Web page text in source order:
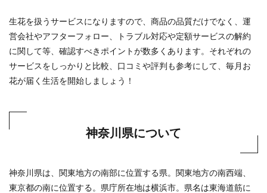
生花を扱うサービスになりますので、商品の品質だけでなく、運
営会社やアフターフォロー、トラブル対応や定額サービスの解約
に関して等、確認すべきポイントが数多くあります。それぞれの
サービスをしっかりと比較、口コミや評判も参考にして、毎月お
花が届く生活を開始しましょう！
神奈川県について
神奈川県は、関東地方の南部に位置する県。関東地方の南西端、
東京都の南に位置する。県庁所在地は横浜市。県名は東海道筋に